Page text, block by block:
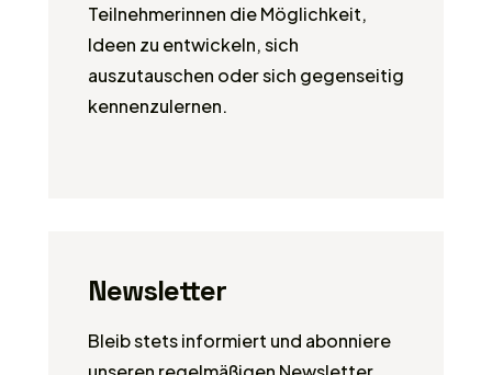
Teilnehmerinnen die Möglichkeit,
Ideen zu entwickeln, sich
auszutauschen oder sich gegenseitig
kennenzulernen.
Newsletter
Bleib stets informiert und abonniere